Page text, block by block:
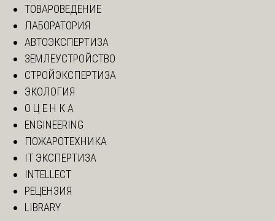
ТОВАРОВЕДЕНИЕ
ЛАБОРАТОРИЯ
АВТОЭКСПЕРТИЗА
ЗЕМЛЕУСТРОЙСТВО
СТРОЙЭКСПЕРТИЗА
ЭКОЛОГИЯ
О Ц Е Н К А
ENGINEERING
ПОЖАРОТЕХНИКА
IT ЭКСПЕРТИЗА
INTELLECT
РЕЦЕНЗИЯ
LIBRARY